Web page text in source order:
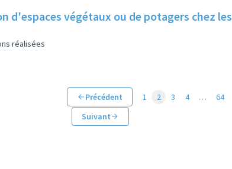
d'espaces végétaux ou de potagers chez les
réalisées
Précédent 1 2 3 4 …
64
Suivant